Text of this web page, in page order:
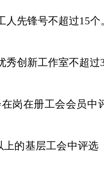
先锋号不超过15个
创新工作室不超过3
岗在册工会会员中
上的基层工会中评选